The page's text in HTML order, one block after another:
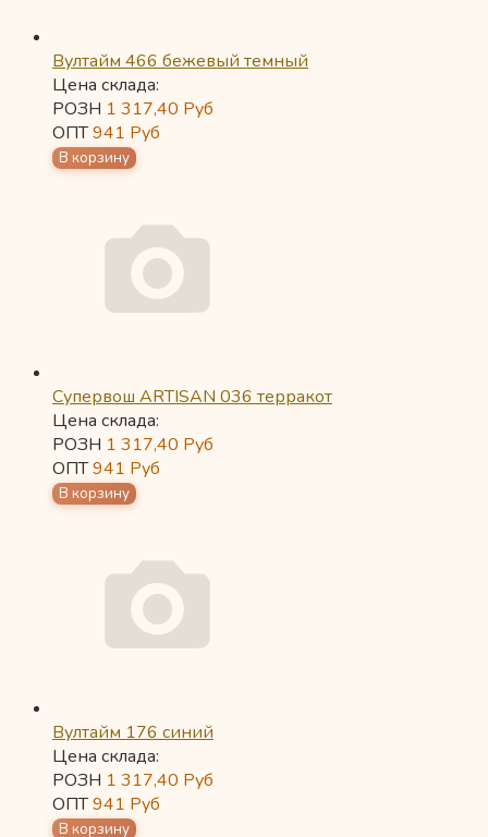
Вултайм 466 бежевый темный
Цена склада:
РОЗН 1 317,40 Руб
ОПТ941 Руб
Супервош ARTISAN 036 терракот
Цена склада:
РОЗН 1 317,40 Руб
ОПТ941 Руб
Вултайм 176 синий
Цена склада:
РОЗН 1 317,40 Руб
ОПТ941 Руб